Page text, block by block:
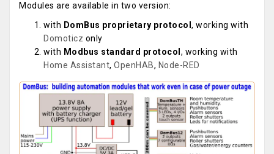
Modules are available in two version:
with DomBus proprietary protocol , working with
Domoticz only
with Modbus standard protocol , working with
Home Assistant, OpenHAB, Node-RED